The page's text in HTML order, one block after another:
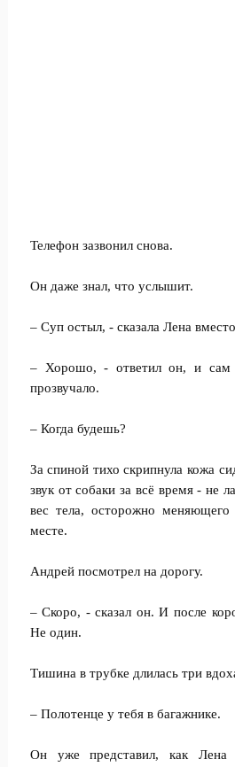
Телефон зазвонил снова.
Он даже знал, что услышит.
– Суп остыл, - сказала Лена
– Хорошо, - ответил он, и сам
прозвучало.
– Когда будешь?
За спиной тихо скрипнула кожа
звук от собаки за всё время - не
вес тела, осторожно
месте.
Андрей посмотрел на дорогу.
– Скоро, - сказал он. И после
Не один.
Тишина в трубке длилась три
– Полотенце у тебя в багажнике.
Он уже представил, как Лена